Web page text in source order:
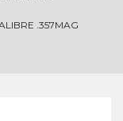
.357MAG